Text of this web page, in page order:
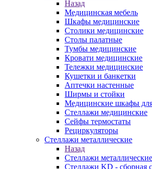
Назад
Медицинская мебель
Шкафы медицинские
Столики медицинские
Столы палатные
Тумбы медицинские
Кровати медицинские
Тележки медицинские
Кушетки и банкетки
Аптечки настенные
Ширмы и стойки
Медицинские шкафы
Стеллажи медицинские
Сейфы термостаты
Рециркуляторы
Стеллажи металлические
Назад
Стеллажи металлические
Стеллажи KD - сборная